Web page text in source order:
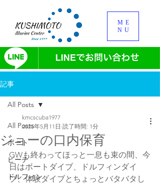
ME
NU
記事
All Posts
ボート
ビーチ
ドルフィン
All Posts
ジョーの口内保育
kmcscuba1977
2025年5月11日 読了時間: 1分
GWも終わってほっと一息も束の間、今
日はボートダイブ、ドルフィンダイ
ブ、体験ダイブとちょっとバタバタし